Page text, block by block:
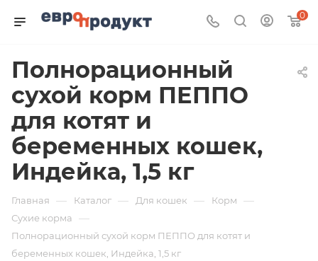
0
Полнорационный
сухой корм ПЕППО
для котят и
беременных кошек,
Индейка, 1,5 кг
Главная — Каталог — Для кошек — Корм —
Сухие корма —
Полнорационный сухой корм ПЕППО для котят и
беременных кошек, Индейка, 1,5 кг